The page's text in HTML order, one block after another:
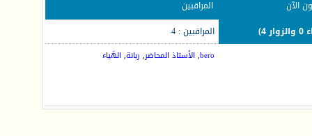
الآن
المراقبين
المراقبين : 4
bero
, الأستاذ المحاضر, ربانة, الهَياء